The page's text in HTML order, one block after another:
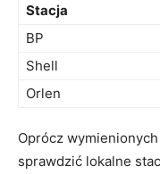
Stacja
BP
Shell
Orlen
Oprócz
sprawdzić lokalne